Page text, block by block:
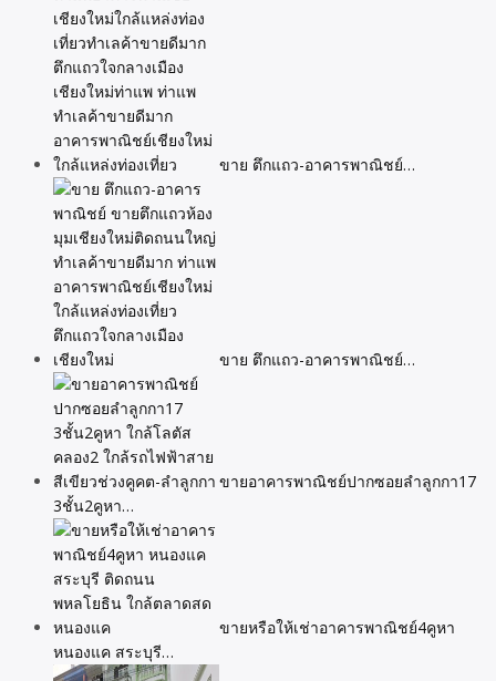
ขาย ตึกแถว-อาคารพาณิชย์…
ขาย ตึกแถว-อาคารพาณิชย์…
ขายอาคารพาณิชย์ปากซอยลำลูกกา17
3ชั้น2คูหา…
ขายหรือให้เช่าอาคารพาณิชย์4คูหา
หนองแค สระบุรี…